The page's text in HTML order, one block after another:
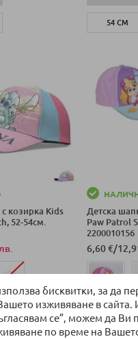
бисквитки, за да
изживяване в сайта.
се”, можем да Ви
по време на
54 СМ
козирка Kids
52-54см.
Детска
Paw Patrol
2200010156
6,60 €/